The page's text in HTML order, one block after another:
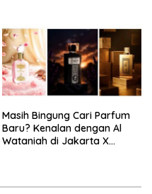
Tema: “Penguatan dan
Pengembangan Organisasi
KBI yang Berbasis Riset di
seluruh Indonesia dan
Mancanegara”.
Masih Bingung Cari Parfum
Baru? Kenalan dengan Al
Wataniah di Jakarta X